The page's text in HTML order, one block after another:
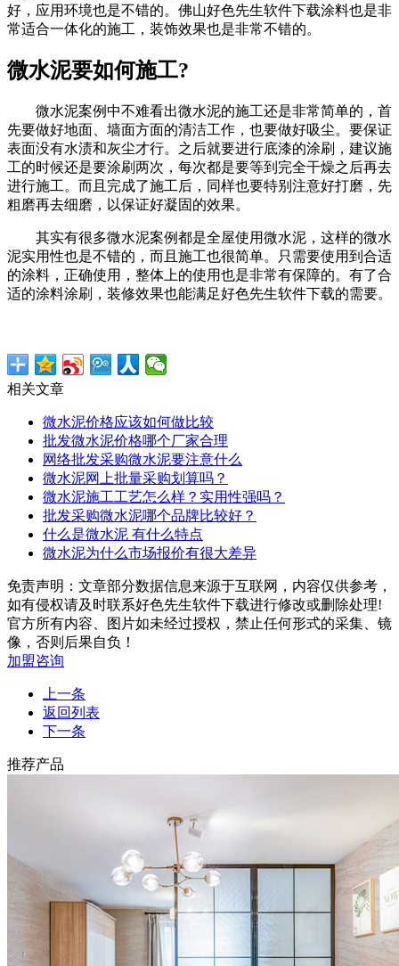
好，应用环境也是不错的。佛山好色先生软件下载涂料也是非
常适合一体化的施工，装饰效果也是非常不错的。
微水泥要如何施工?
微水泥案例中不难看出微水泥的施工还是非常简单的，首
先要做好地面、墙面方面的清洁工作，也要做好吸尘。要保证
表面没有水渍和灰尘才行。之后就要进行底漆的涂刷，建议施
工的时候还是要涂刷两次，每次都是要等到完全干燥之后再去
进行施工。而且完成了施工后，同样也要特别注意好打磨，先
粗磨再去细磨，以保证好凝固的效果。
其实有很多微水泥案例都是全屋使用微水泥，这样的微水
泥实用性也是不错的，而且施工也很简单。只需要使用到合适
的涂料，正确使用，整体上的使用也是非常有保障的。有了合
适的涂料涂刷，装修效果也能满足好色先生软件下载的需要。
相关文章
微水泥价格应该如何做比较
批发微水泥价格哪个厂家合理
网络批发采购微水泥要注意什么
微水泥网上批量采购划算吗？
微水泥施工工艺怎么样？实用性强吗？
批发采购微水泥哪个品牌比较好？
什么是微水泥 有什么特点
微水泥为什么市场报价有很大差异
免责声明：文章部分数据信息来源于互联网，内容仅供参考，
如有侵权请及时联系好色先生软件下载进行修改或删除处理!
官方所有内容、图片如未经过授权，禁止任何形式的采集、镜
像，否则后果自负！
加盟咨询
上一条
返回列表
下一条
推荐产品